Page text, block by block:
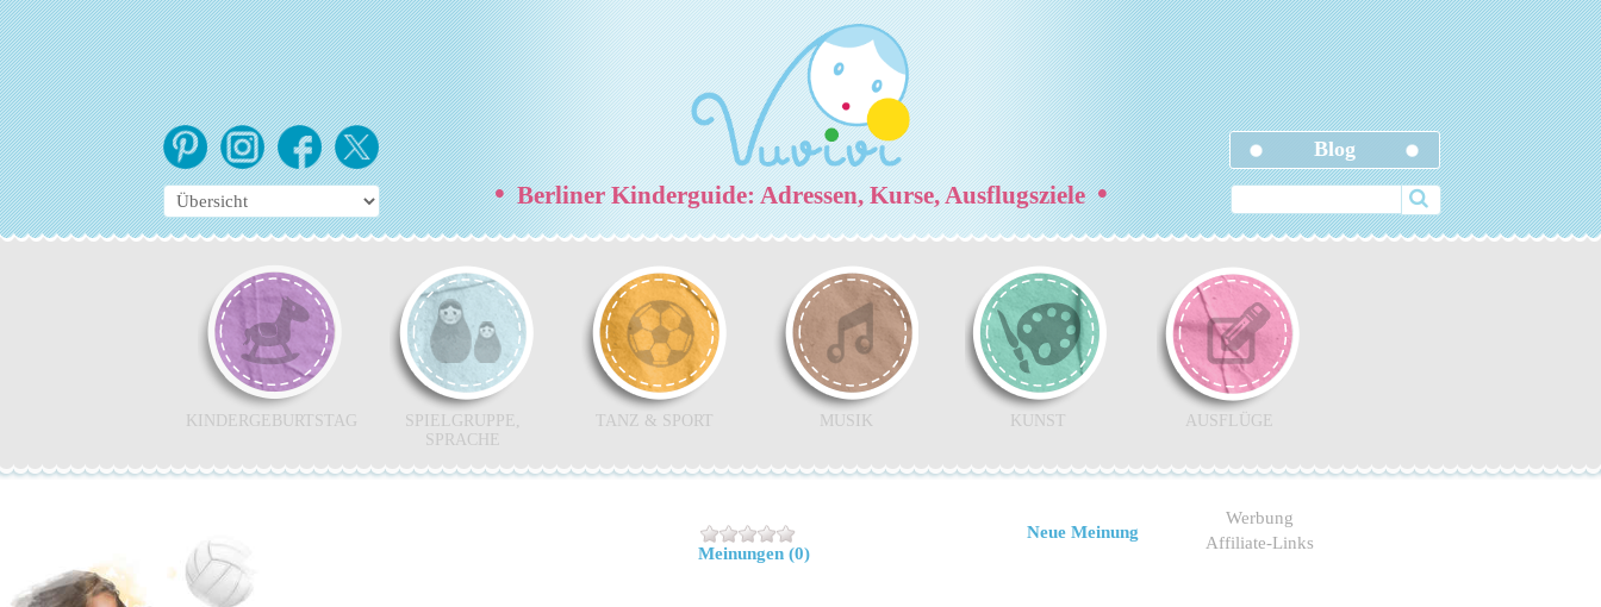
Blog
•Berliner Kinderguide: Adressen, Kurse, Ausflugsziele•
KINDERGEBURTSTAG
SPIELGRUPPE,
SPRACHE
TANZ & SPORT MUSIK KUNST AUSFLÜGE
Meinungen (0)
Neue Meinung
Werbung
Affiliate-Links